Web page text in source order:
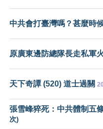
中共會打臺灣嗎？甚麼時
原廣東邊防總隊長走私軍
天下奇譚 (520) 道士過關
張雪峰猝死：中共體制五
次)